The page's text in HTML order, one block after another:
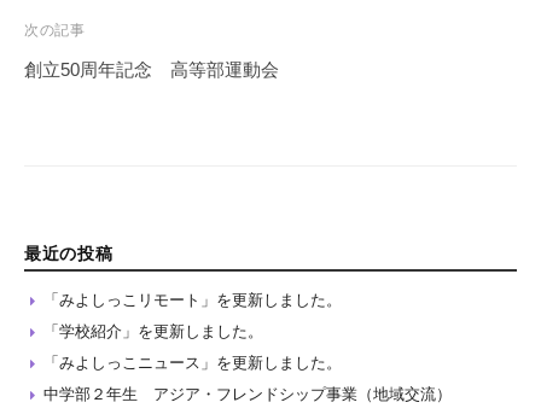
次の記事
創立50周年記念 高等部運動会
最近の投稿
「みよしっこリモート」を更新しました。
「学校紹介」を更新しました。
「みよしっこニュース」を更新しました。
中学部２年生 アジア・フレンドシップ事業（地域交流）